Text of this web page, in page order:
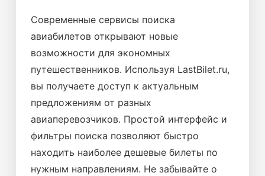
Современные сервисы поиска
авиабилетов открывают новые
возможности для экономных
путешественников. Используя LastBilet.ru,
вы получаете доступ к актуальным
предложениям от разных
авиаперевозчиков. Простой интерфейс и
фильтры поиска позволяют быстро
находить наиболее дешевые билеты по
нужным направлениям. Не забывайте о